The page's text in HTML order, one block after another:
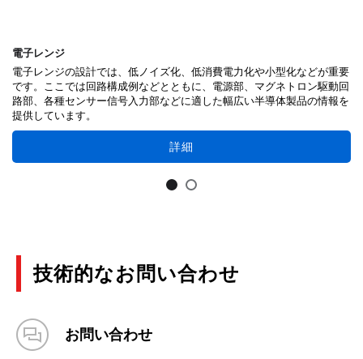
電子レンジ
電子レンジの設計では、低ノイズ化、低消費電力化や小型化などが重要
です。ここでは回路構成例などとともに、電源部、マグネトロン駆動回
路部、各種センサー信号入力部などに適した幅広い半導体製品の情報を
提供しています。
詳細
技術的なお問い合わせ
お問い合わせ